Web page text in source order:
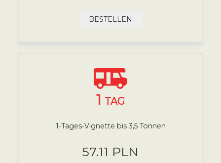
BESTELLEN
1 TAG
1-Tages-Vignette bis 3,5 Tonnen
57.11 PLN